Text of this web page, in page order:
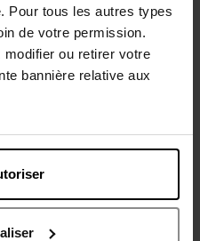
Pour tous les autres types
de votre permission.
ou retirer votre
bannière relative aux
aux avis des clients
peut-être